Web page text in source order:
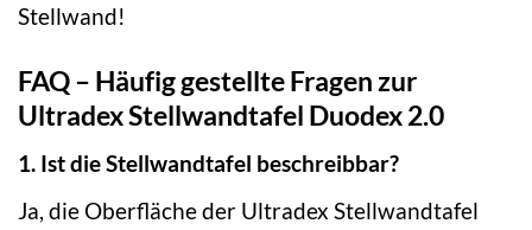
Stellwand!
FAQ – Häufig gestellte Fragen zur
Ultradex Stellwandtafel Duodex 2.0
1. Ist die Stellwandtafel beschreibbar?
Ja, die Oberfläche der Ultradex Stellwandtafel